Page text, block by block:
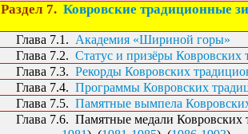
Раздел 7. Ковровские традиционные
Глава 7.1. Академия «Шириной горы»
Глава 7.2. Статус и призёры
Глава 7.3. Рекорды Ковровских
Глава 7.4. Программы Ковровских
Глава 7.5. Памятные вымпела
Глава 7.6. Памятные медали Ковровских